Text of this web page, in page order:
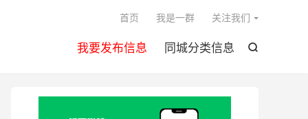

我要发布信息 同城分类信息
首页 我是一群 关注我们